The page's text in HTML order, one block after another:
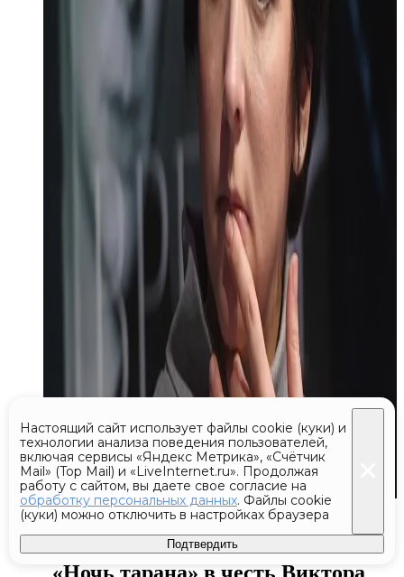
Сегодня 22:19
В Домодедове прошел фестиваль
«Ночь тарана» в честь Виктора
Настоящий сайт использует файлы cookie (куки) и
технологии анализа поведения пользователей,
включая сервисы «Яндекс Метрика», «Счётчик
Mail» (Top Mail) и «LiveInternet.ru». Продолжая
работу с сайтом, вы даете свое согласие на
обработку персональных данных. Файлы cookie
(куки) можно отключить в настройках браузера
Подтвердить